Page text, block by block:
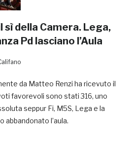
sì della Camera. Lega,
Pd lasciano l’Aula
da Matteo Renzi ha ricevuto il
favorevoli sono stati 316, uno
seppur Fi, M5S, Lega e la
abbandonato l’aula.